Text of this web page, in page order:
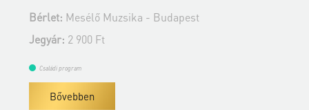
Bérlet: Mesélő Muzsika - Budapest
Jegyár: 2 900 Ft
Családi program
Bővebben